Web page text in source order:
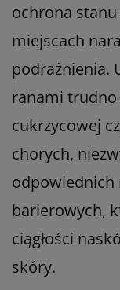
ochrona
miejscach
podrażnienia.
ranami
cukrzycowej
chorych,
barierowych,
ciągłości
skóry.